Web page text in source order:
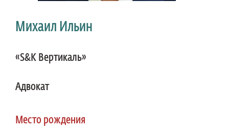
Михаил Ильин
«S&K Вертикаль»
Адвокат
Место рождения